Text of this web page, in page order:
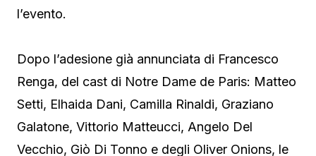
l’evento.
Dopo l’adesione già annunciata di Francesco
Renga, del cast di Notre Dame de Paris: Matteo
Setti, Elhaida Dani, Camilla Rinaldi, Graziano
Galatone, Vittorio Matteucci, Angelo Del
Vecchio, Giò Di Tonno e degli Oliver Onions, le